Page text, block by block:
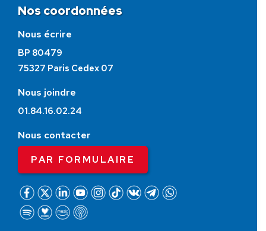
Nos coordonnées
Nous écrire
BP 80479
75327 Paris Cedex 07
Nous joindre
01.84.16.02.24
Nous contacter
PAR FORMULAIRE